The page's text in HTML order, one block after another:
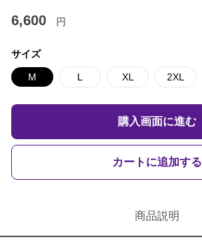
6,600 円
サイズ
M L XL 2XL
購入画面に進む
カートに追加する
商品説明